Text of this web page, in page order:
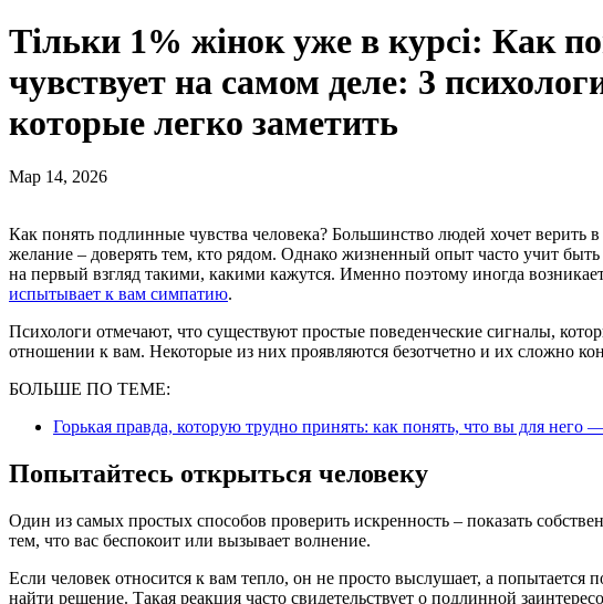
Тільки 1% жінок уже в курсі: Как
чувствует на самом деле: 3
которые легко заметить
Мар 14, 2026
Как понять подлинные чувства человека? Большинство людей хочет верить в искренность других. Это естественное
желание – доверять тем, кто рядом. Однако жизненный опыт часто учит
на первый взгляд такими, какими кажутся. Именно поэтому иногда
испытывает к вам симпатию.
Психологи отмечают, что существуют простые поведенческие сигналы,
отношении к вам. Некоторые из них проявляются безотчетно и их сложно
БОЛЬШЕ ПО ТЕМЕ:
Горькая правда, которую трудно принять: как понять, что вы для него
Попытайтесь открыться человеку
Один из самых простых способов проверить искренность – показать
тем, что вас беспокоит или вызывает волнение.
Если человек относится к вам тепло, он не просто выслушает, а попытается
найти решение. Такая реакция часто свидетельствует о подлинной